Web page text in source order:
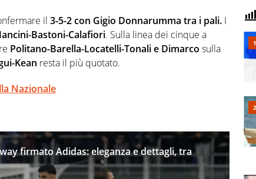
il 3-5-2 con Gigio Donnarumma tra i pali. I
Bastoni-Calafiori. Sulla linea dei cinque a
Politano-Barella-Locatelli-Tonali e Dimarco sulla
Kean resta il più quotato.
Nazionale
firmato Adidas: eleganza e dettagli, tra